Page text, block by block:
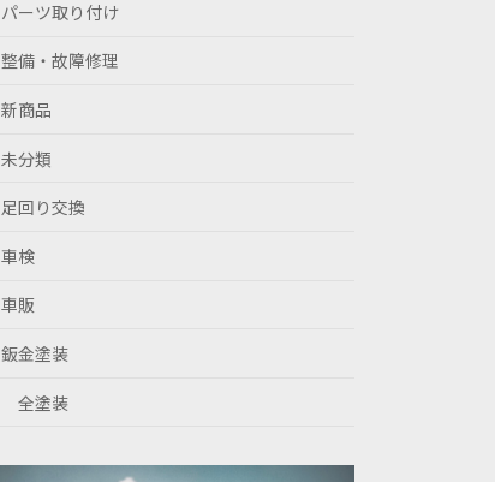
パーツ取り付け
整備・故障修理
新商品
未分類
足回り交換
車検
車販
鈑金塗装
全塗装